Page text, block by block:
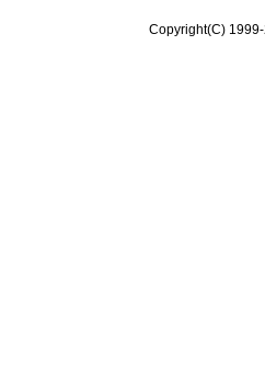
Copyright(C)